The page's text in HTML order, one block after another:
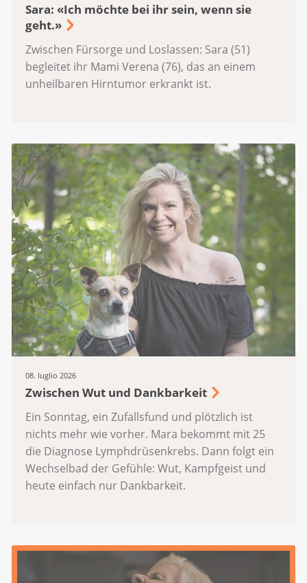
Sara: «Ich möchte bei ihr sein, wenn sie
geht.»
Zwischen Fürsorge und Loslassen: Sara (51)
begleitet ihr Mami Verena (76), das an einem
unheilbaren Hirntumor erkrankt ist.
08. luglio 2026
Zwischen Wut und Dankbarkeit
Ein Sonntag, ein Zufallsfund und plötzlich ist
nichts mehr wie vorher. Mara bekommt mit 25
die Diagnose Lymphdrüsenkrebs. Dann folgt ein
Wechselbad der Gefühle: Wut, Kampfgeist und
heute einfach nur Dankbarkeit.